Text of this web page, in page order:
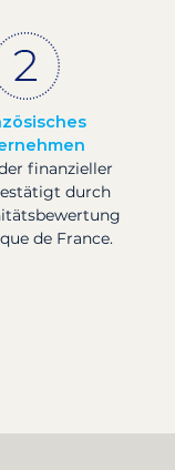
finanzieller
durch
de France.